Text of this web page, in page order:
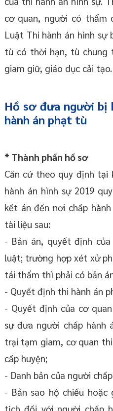
cơ quan, người có thẩm
Luật Thi hành án hình
tù có thời hạn, tù chung
giam giữ, giáo dục cải tạo.
Hồ sơ đưa người bị
hành án phạt tù
* Thành phần hồ sơ
Căn cứ theo quy định tại
hành án hình sự 2019
kết án đến nơi chấp
tài liệu sau:
- Bản án, quyết định
luật; trường hợp xét xử
tái thẩm thì phải có bản
- Quyết định thi hành án
- Quyết định của cơ
sự đưa người chấp
trại tạm giam, cơ quan
cấp huyện;
- Danh bản của người
- Bản sao hộ chiếu